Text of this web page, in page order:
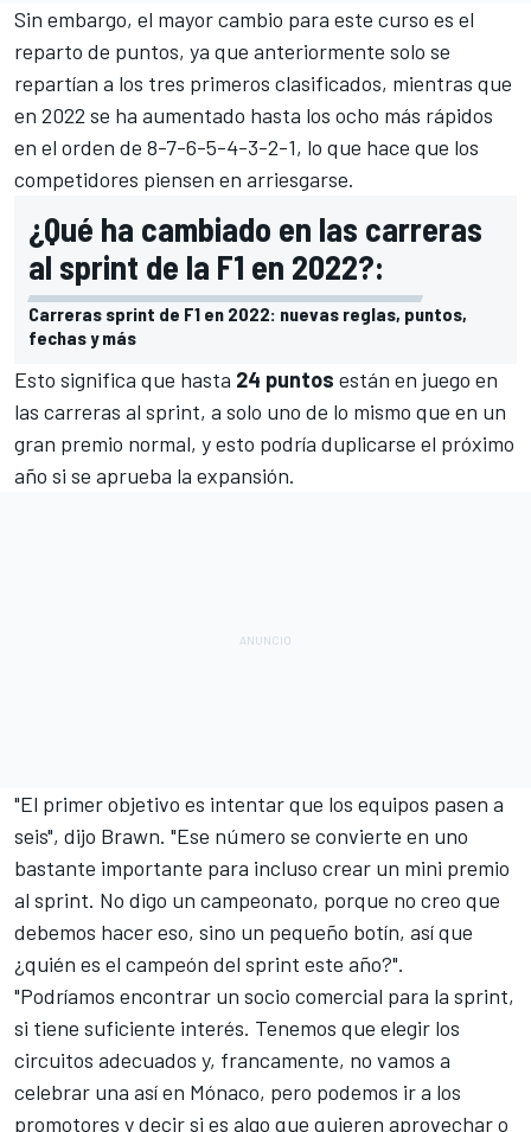
Sin embargo, el mayor cambio para este curso es el
reparto de puntos, ya que anteriormente solo se
repartían a los tres primeros clasificados, mientras que
en 2022 se ha aumentado hasta los ocho más rápidos
en el orden de 8-7-6-5-4-3-2-1, lo que hace que los
competidores piensen en arriesgarse.
¿Qué ha cambiado en las carreras
al sprint de la F1 en 2022?:
Carreras sprint de F1 en 2022: nuevas reglas, puntos,
fechas y más
Esto significa que hasta 24 puntos están en juego en
las carreras al sprint, a solo uno de lo mismo que en un
gran premio normal, y esto podría duplicarse el próximo
año si se aprueba la expansión.
"El primer objetivo es intentar que los equipos pasen a
seis", dijo Brawn. "Ese número se convierte en uno
bastante importante para incluso crear un mini premio
al sprint. No digo un campeonato, porque no creo que
debemos hacer eso, sino un pequeño botín, así que
¿quién es el campeón del sprint este año?".
"Podríamos encontrar un socio comercial para la sprint,
si tiene suficiente interés. Tenemos que elegir los
circuitos adecuados y, francamente, no vamos a
celebrar una así en Mónaco, pero podemos ir a los
promotores y decir si es algo que quieren aprovechar o